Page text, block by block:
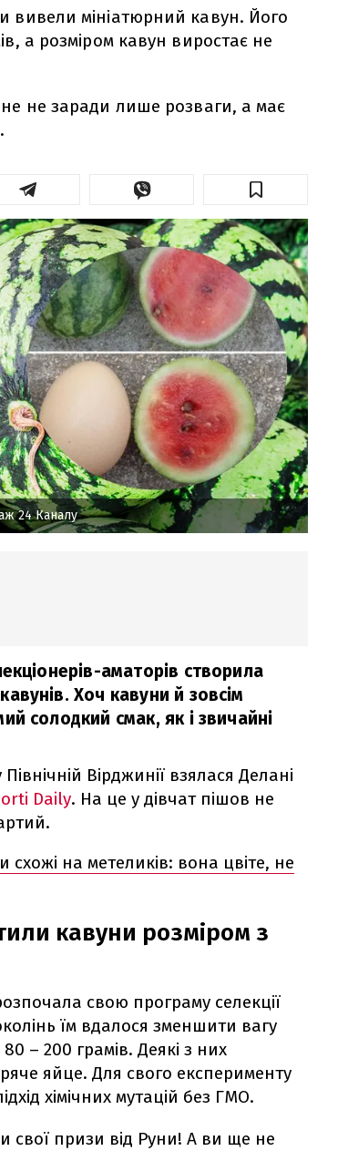
вивели мініатюрний кавун. Його
а розміром кавун виростає не
не заради лише розваги, а має
24 Каналу
аматорів створила
Хоч кавуни й зовсім
солодкий смак, як і звичайні
Вірджинії взялася Делані
Daily. На це у дівчат пішов не
схожі на метеликів: вона цвіте, не
кавуни розміром з
свою програму селекції
їм вдалося зменшити вагу
80 – 200 грамів. Деякі з них
яйце. Для свого експерименту
хімічних мутацій без ГМО.
свої призи від Руни! А ви ще не